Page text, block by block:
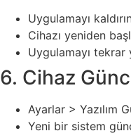
Uygulamayı
Cihazı yeniden
Uygulamayı tekrar
6. Cihaz
Ayarlar > Yazılım
Yeni bir sistem